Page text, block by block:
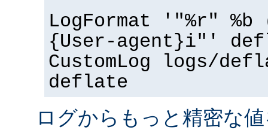
LogFormat '"%r"
{User-agent}i"'
CustomLog logs/
deflate
ログからもっと精密な